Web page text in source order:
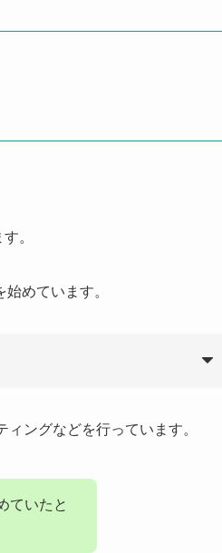
。
めています。
ングなどを行っています。
ていたと